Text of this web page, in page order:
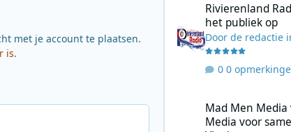
met je account te plaatsen.
is.
Rivierenland
het publiek op
Door de redactie
0
Mad Men
Media voor